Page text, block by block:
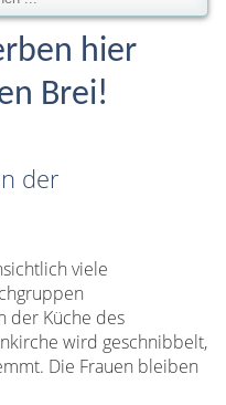
hier
Brei!
der
viele
der Küche des
wird geschnibbelt,
Die Frauen bleiben